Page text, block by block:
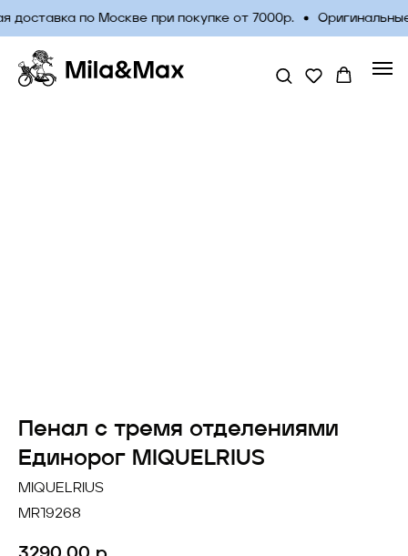
доставка по Москве при покупке от 7000р.
Пенал с тремя отделениями
Единорог MIQUELRIUS
MIQUELRIUS
MR19268